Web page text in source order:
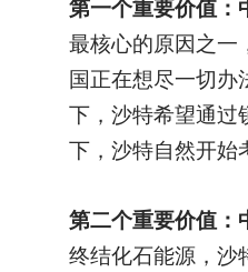
第一个重要价值：
最核心的原因之一
国正在想尽一切
下，沙特希望通过
下，沙特自然开始
第二个重要价值：
终结化石能源，沙